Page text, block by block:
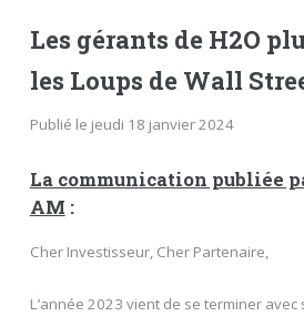
Les gérants de H2O
les Loups de Wall
Publié le jeudi 18 janvier 2024
La communication publiée
AM :
Cher Investisseur, Cher Partenaire,
L’année 2023 vient de se terminer